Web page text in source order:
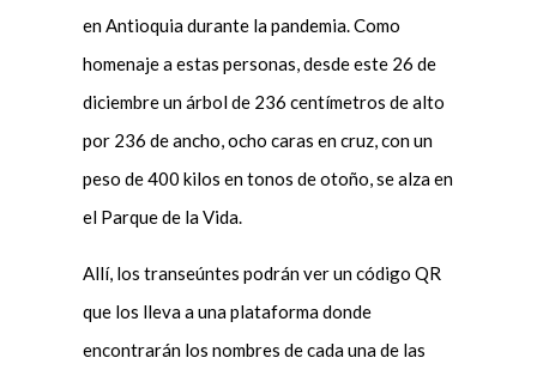
en Antioquia durante la pandemia. Como
homenaje a estas personas, desde este 26 de
diciembre un árbol de 236 centímetros de alto
por 236 de ancho, ocho caras en cruz, con un
peso de 400 kilos en tonos de otoño, se alza en
el Parque de la Vida.
Allí, los transeúntes podrán ver un código QR
que los lleva a una plataforma donde
encontrarán los nombres de cada una de las